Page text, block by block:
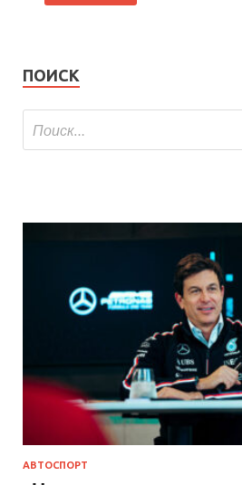
ПОИСК
АВТОСПОРТ